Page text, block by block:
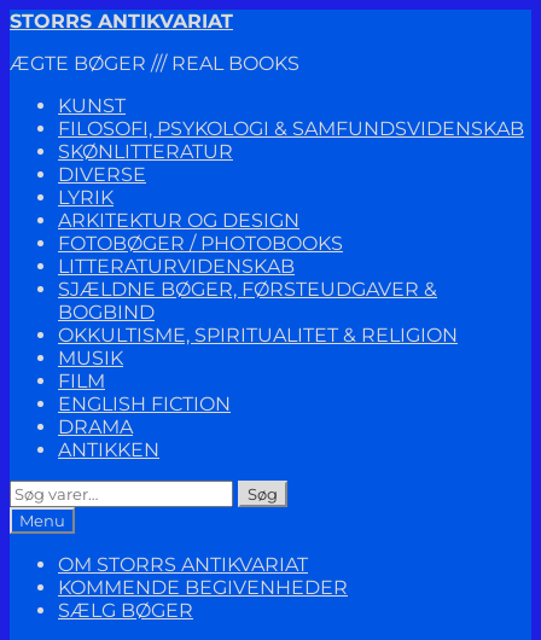
Spring
navigation
Spring
indhold
STORRS ANTIKVARIAT
ÆGTE BØGER /// REAL BOOKS
KUNST
FILOSOFI, PSYKOLOGI & SAMFUNDSVIDENSKAB
SKØNLITTERATUR
DIVERSE
LYRIK
ARKITEKTUR OG DESIGN
FOTOBØGER / PHOTOBOOKS
LITTERATURVIDENSKAB
SJÆLDNE BØGER, FØRSTEUDGAVER &
BOGBIND
OKKULTISME, SPIRITUALITET & RELIGION
MUSIK
FILM
ENGLISH FICTION
DRAMA
ANTIKKEN
Søg
efter:
Søg
Menu
OM STORRS ANTIKVARIAT
KOMMENDE BEGIVENHEDER
SÆLG BØGER